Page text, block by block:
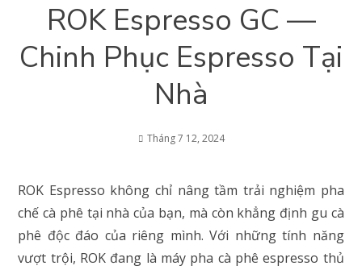
ROK Espresso GC —
Chinh Phục Espresso Tại
Nhà
Tháng 7 12, 2024
ROK Espresso không chỉ nâng tầm trải nghiệm pha
chế cà phê tại nhà của bạn, mà còn khẳng định gu cà
phê độc đáo của riêng mình. Với những tính năng
vượt trội, ROK đang là máy pha cà phê espresso thủ